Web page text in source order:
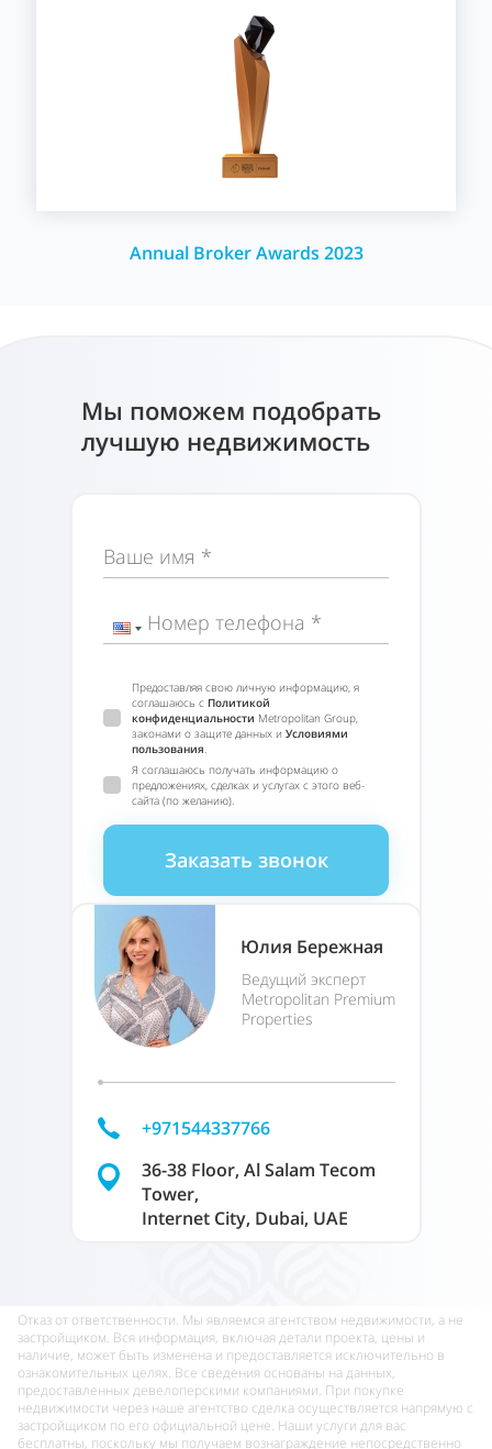
Annual Broker Awards 2023
Ваше имя *
Номер телефона *
Предоставляя свою личную информацию, я
соглашаюсь с Политикой
конфиденциальности Metropolitan Group,
законами о защите данных и Условиями
пользования.
Я соглашаюсь получать информацию о
предложениях, сделках и услугах с этого веб-
сайта (по желанию).
Заказать звонок
Юлия Бережная
Ведущий эксперт
Metropolitan Premium
Properties
+971544337766
36-38 Floor, Al Salam Tecom
Tower,
Internet City, Dubai, UAE
Мы поможем подобрать
лучшую недвижимость
Отказ от ответственности. Мы являемся агентством недвижимости, а не
застройщиком. Вся информация, включая детали проекта, цены и
наличие, может быть изменена и предоставляется исключительно в
ознакомительных целях. Все сведения основаны на данных,
предоставленных девелоперскими компаниями. При покупке
недвижимости через наше агентство сделка осуществляется напрямую с
застройщиком по его официальной цене. Наши услуги для вас
бесплатны, поскольку мы получаем вознаграждение непосредственно